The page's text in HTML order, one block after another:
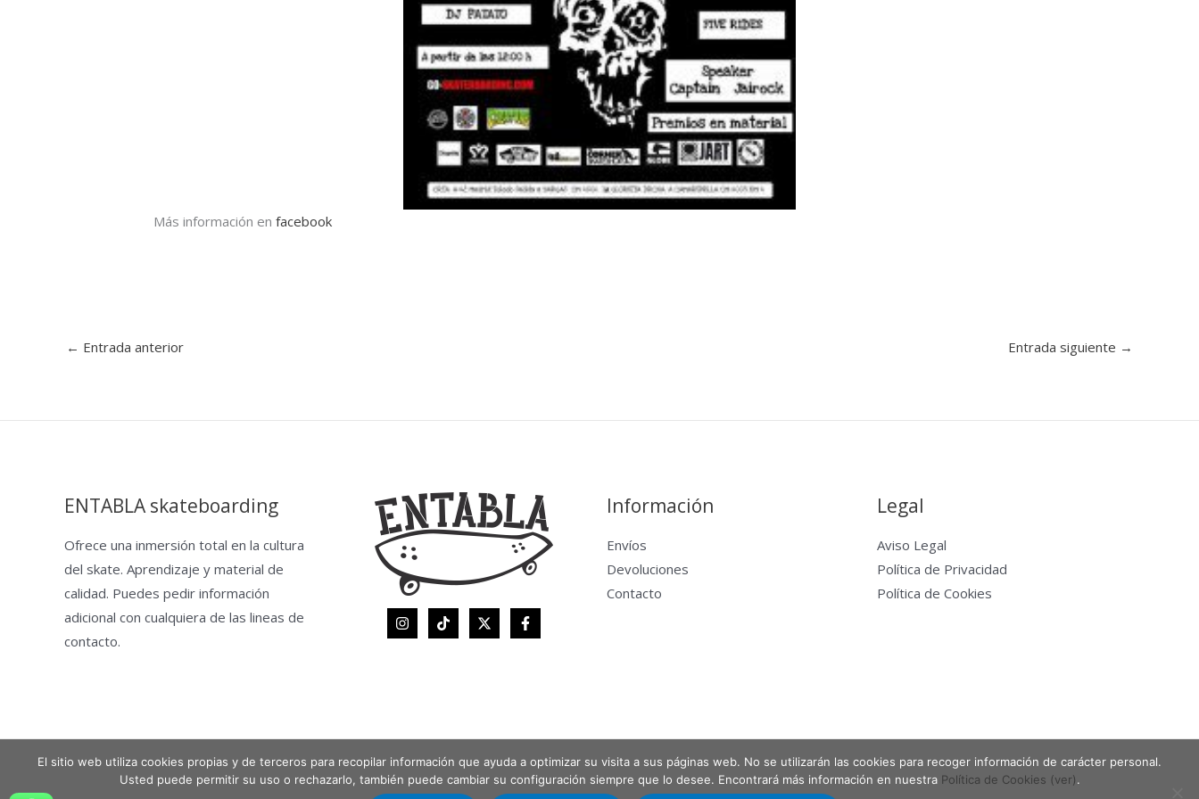
Más información enfacebook
← Entrada anterior Entrada siguiente →
ENTABLA skateboarding
Ofrece una inmersión total en la cultura
del skate. Aprendizaje y material de
calidad. Puedes pedir información
adicional con cualquiera de las lineas de
contacto.
Información
Envíos
Devoluciones
Contacto
Legal
Aviso Legal
Política de Privacidad
Política de Cookies
Copyright © 2026 Entabla Clases de skate en Madrid Powered by Entabla Clases de skate en Madrid
El sitio web utiliza cookies propias y de terceros para recopilar información que ayuda a optimizar su visita a sus páginas web. No se utilizarán las cookies para recoger información de carácter personal.
Usted puede permitir su uso o rechazarlo, también puede cambiar su configuración siempre que lo desee. Encontrará más información en nuestra Política de Cookies (ver).